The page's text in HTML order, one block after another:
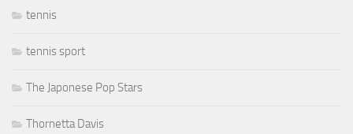
tennis
tennis sport
The Japonese Pop Stars
Thornetta Davis